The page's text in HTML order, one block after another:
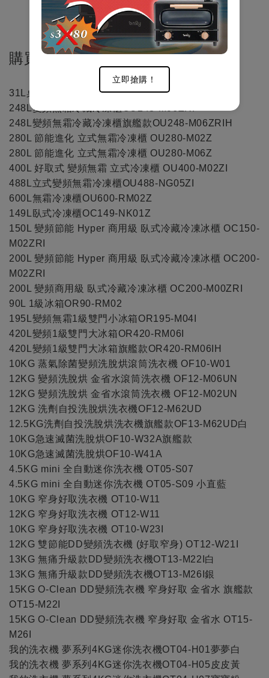
購買品項如下
31L桌上型冷凍櫃OU31-RM12Z白
248L變頻無霜冷藏冷凍櫃OU248-M06ZRI
248L變頻無霜冷藏冷凍櫃旗艦款OU248-M06ZRIH
280L 節能進化 立式無霜冷凍櫃 OU280-M02Z
280L 節能進化 立式無霜冷凍櫃 OU280-M06Z
400L 好取式 變頻無霜 立式冷凍櫃 OU400-M02ZI
488L立式變頻無霜冷凍櫃OU488-NG05ZI
600L無霜冷凍櫃OU600-RM02Z
149L臥式冷凍櫃OC149-NK01Z
150L 變頻節能 Hyper 商用級 臥式冷藏冷凍冰櫃 OC150-
M02ZRI
200L 變頻節能 Hyper 商用級 臥式冷藏冷凍冰櫃 OC200-
M02ZRI
200L 變頻商用級 臥式冷藏冷凍冰櫃 OC200-M00ZRI
90L 1級冰箱OR90-RM02
195L變頻無霜1級雙門小冰箱OR195-M04I
420L變頻1級雙門大冰箱OR420-RM06I
420L變頻1級雙門大冰箱旗艦款OR420-RM06IH
10KG 蒸氣除菌變頻洗脫烘滾筒洗衣機 OF10-W01
12KG 變頻洗脫烘 金省水滾筒洗衣機 OF12-M06UN
12KG 變頻洗脫烘 金省水滾筒洗衣機 OF12-M02UN
12KG 洗劑自投洗脫烘洗衣機OF12-M62UD
12.5KG洗劑自投洗脫烘洗衣機旗艦款OF13-M62UD白
10KG急速滅菌洗脫烘OF10-W32A旗艦款
10KG急速滅菌洗脫烘OF10-W41A
4.5KG mini 全自動迷你洗衣機 OT05-S07
4.5KG mini 全自動迷你洗衣機 OT05-S09 小直藍
10KG 窄身好取洗衣機 OT10-W11
12KG 窄身好取洗衣機 OT12-W11
10KG 窄身好取洗衣機 OT10-W23I
12KG 雙節能DD變頻洗衣機 (好取窄身) OT12-W21I
13KG 無痛升級款DD變頻洗衣機OT13-M22I白
13KG 無痛升級款DD變頻洗衣機OT13-M26I銀
15KG O-Clean DD變頻洗衣機 窄身好取 金省水 旗艦款
OT15-M22I
15KG O-Clean DD變頻洗衣機 窄身好取 金省水 OT15-
M26I
我的洗衣機 夢系列4KG迷你洗衣機OT04-H01夢夢白
我的洗衣機 夢系列4KG迷你洗衣機OT04-H05皮皮黃
立即搶購！